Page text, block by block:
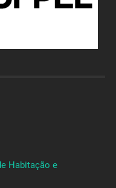
Habitação e